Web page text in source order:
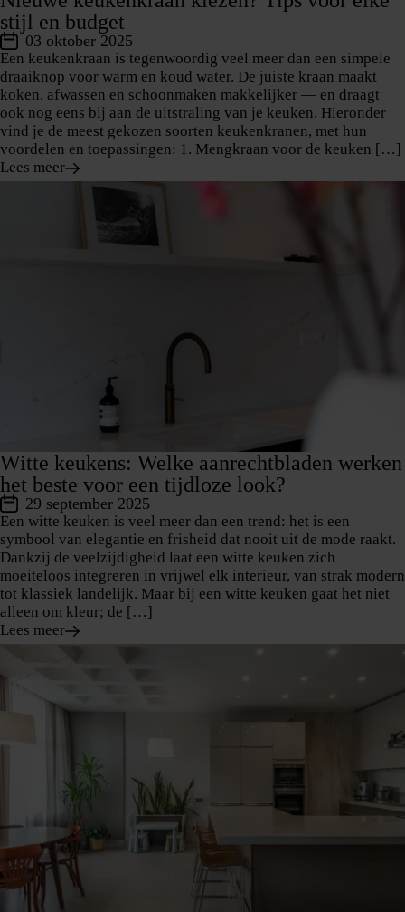
stijl en budget
03 oktober 2025
Een keukenkraan is tegenwoordig veel meer dan een simpele
draaiknop voor warm en koud water. De juiste kraan maakt
koken, afwassen en schoonmaken makkelijker — en draagt
ook nog eens bij aan de uitstraling van je keuken. Hieronder
vind je de meest gekozen soorten keukenkranen, met hun
voordelen en toepassingen: 1. Mengkraan voor de keuken […]
Lees meer
Witte keukens: Welke aanrechtbladen werken
het beste voor een tijdloze look?
29 september 2025
Een witte keuken is veel meer dan een trend: het is een
symbool van elegantie en frisheid dat nooit uit de mode raakt.
Dankzij de veelzijdigheid laat een witte keuken zich
moeiteloos integreren in vrijwel elk interieur, van strak modern
tot klassiek landelijk. Maar bij een witte keuken gaat het niet
alleen om kleur; de […]
Lees meer